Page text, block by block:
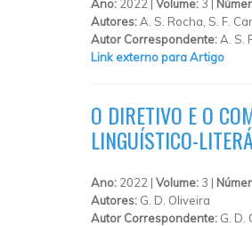
Ano: 2022 | Volume: 3 |
Autores:A. S. Rocha, S. F.
Autor Correspondente:A. S.
Link externo para Artigo
O DIRETIVO E O
LINGUÍSTICO-
Ano: 2022 | Volume: 3 |
Autores: G. D. Oliveira
Autor Correspondente: G. D.